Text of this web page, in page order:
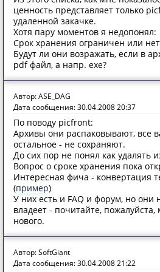
ценность представляет только
удаленной закачке.
Хотя пару моментов я недопонял:
Срок хранения ограничен или
Будут ли они возражать, если в
pdf файл, а напр. exe?
Автор: ASE_DAG
Дата сообщения: 30.04.2008 20:37
По поводу picfront:
Архивы они распаковывают, все
остальное - не сохраняют.
До сих пор не понял как удалять
Вопрос о сроке хранения пока
Интересная фича - конвертация
(пример)
У них есть и FAQ и форум, но они
владеет - почитайте,
нового.
Автор: SoftGiant
Дата сообщения: 30.04.2008 21:22